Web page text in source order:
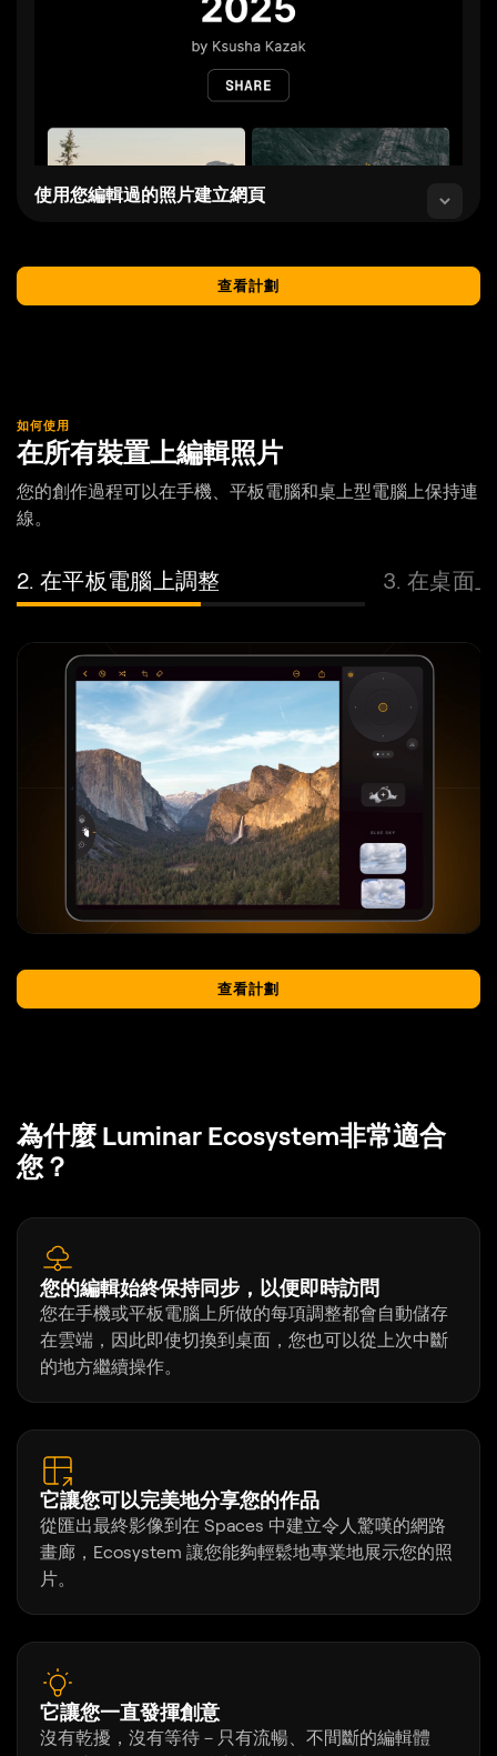
使用您編輯過的照片建立網頁
查看計劃
如何使用
在所有裝置上編輯照片
您的創作過程可以在手機、平板電腦和桌上型電腦上保持連
線。
2. 在平板電腦上調整 3. 在桌面
查看計劃
為什麼 Luminar Ecosystem非常適合
您？
您的編輯始終保持同步，以便即時訪問
您在手機或平板電腦上所做的每項調整都會自動儲存
在雲端，因此即使切換到桌面，您也可以從上次中斷
的地方繼續操作。
它讓您可以完美地分享您的作品
從匯出最終影像到在 Spaces 中建立令人驚嘆的網路
畫廊，Ecosystem 讓您能夠輕鬆地專業地展示您的照
片。
它讓您一直發揮創意
沒有乾擾，沒有等待－只有流暢、不間斷的編輯體